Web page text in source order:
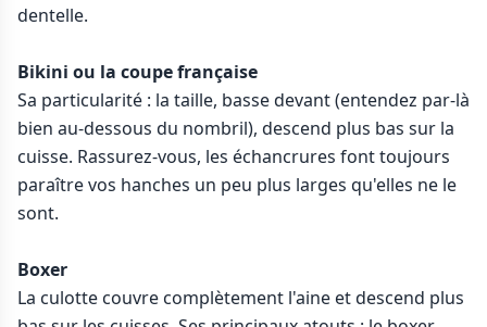
dentelle.
Bikini ou la coupe française
Sa particularité : la taille, basse devant (entendez par-là
bien au-dessous du nombril), descend plus bas sur la
cuisse. Rassurez-vous, les échancrures font toujours
paraître vos hanches un peu plus larges qu'elles ne le
sont.
Boxer
La culotte couvre complètement l'aine et descend plus